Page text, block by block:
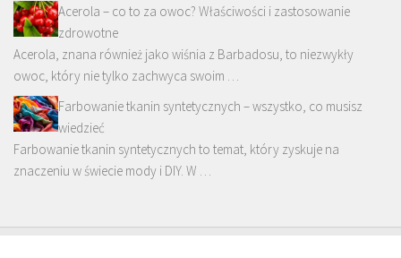
Acerola – co to za owoc? Właściwości i zastosowanie
zdrowotne
Acerola, znana również jako wiśnia z Barbadosu, to niezwykły
owoc, który nie tylko zachwyca swoim …
Farbowanie tkanin syntetycznych – wszystko, co musisz
wiedzieć
Farbowanie tkanin syntetycznych to temat, który zyskuje na
znaczeniu w świecie mody i DIY. W …